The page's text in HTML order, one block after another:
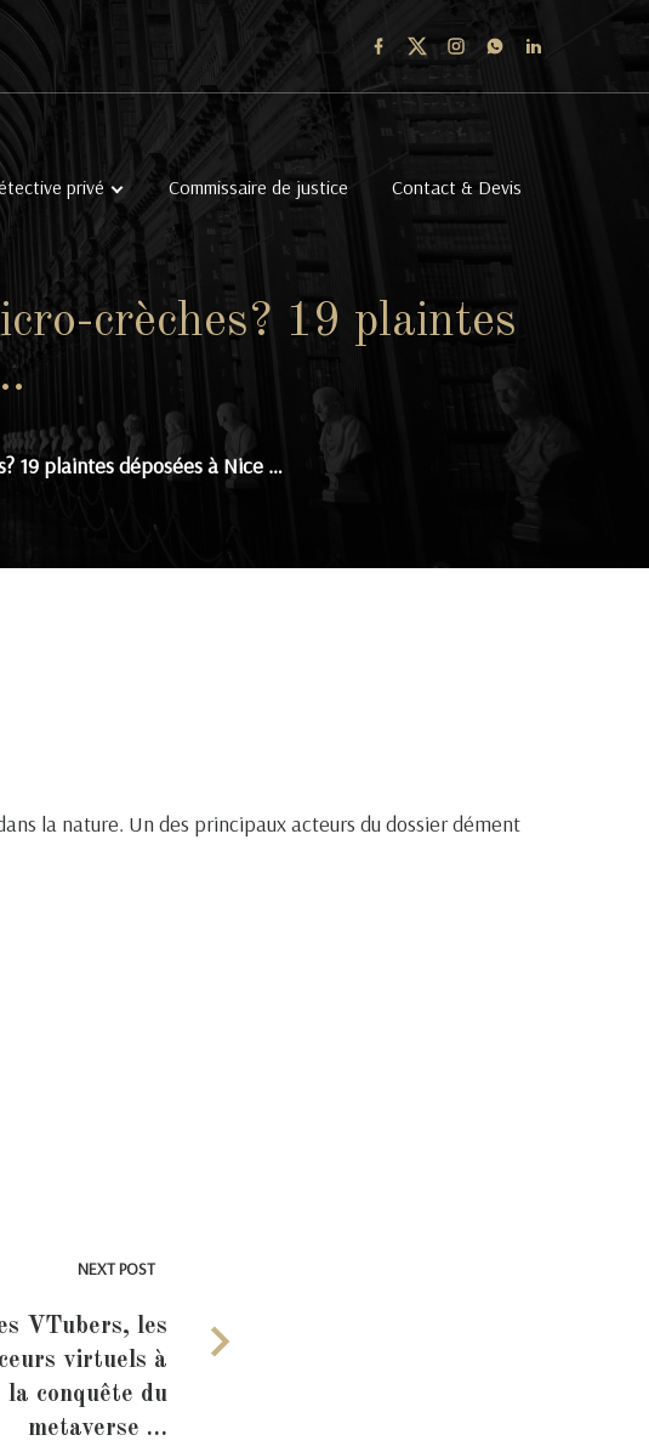
privé Commissaire de justice Contact & Devis
crèches? 19 plaintes
19 plaintes déposées à Nice …
la nature. Un des principaux acteurs du dossier dément
NEXT POST
VTubers, les
virtuels à
la conquête du
metaverse …